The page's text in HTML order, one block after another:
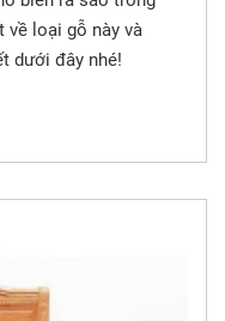
về loại gỗ này và
dưới đây nhé!